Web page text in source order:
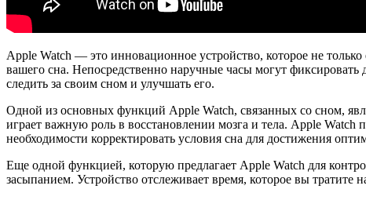
Apple Watch — это инновационное устройство, которое не
вашего сна. Непосредственно наручные часы могут
следить за своим сном и улучшать его.
Одной из основных функций Apple Watch, связанных со сном,
играет важную роль в восстановлении мозга и тела. Apple Watch
необходимости корректировать условия сна для достижения
Еще одной функцией, которую предлагает Apple Watch для
засыпанием. Устройство отслеживает время, которое вы